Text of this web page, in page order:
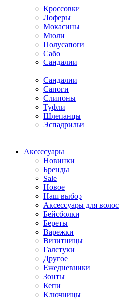
Кроссовки
Лоферы
Мокасины
Мюли
Полусапоги
Сабо
Сандалии
Сандалии
Сапоги
Слипоны
Туфли
Шлепанцы
Эспадрильи
Аксессуары
Новинки
Бренды
Sale
Новое
Наш выбор
Аксессуары для волос
Бейсболки
Береты
Варежки
Визитницы
Галстуки
Другое
Ежедневники
Зонты
Кепи
Ключницы